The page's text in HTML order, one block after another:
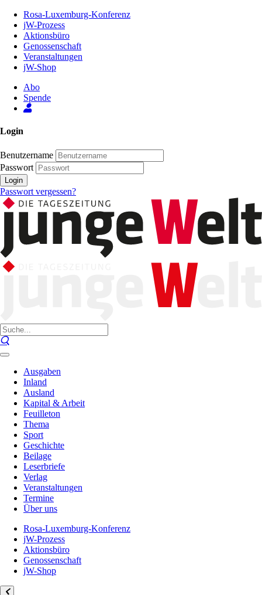
Inhalt
Seite
Rosa-Luxemburg-Konferenz
jW-Prozess
Aktionsbüro
Genossenschaft
Veranstaltungen
jW-Shop
Abo
Spende
Login
Benutzername
Passwort
Login
Passwort vergessen?
Ausgaben
Inland
Ausland
Kapital & Arbeit
Feuilleton
Thema
Sport
Geschichte
Beilage
Leserbriefe
Verlag
Veranstaltungen
Termine
Über uns
Rosa-Luxemburg-Konferenz
jW-Prozess
Aktionsbüro
Genossenschaft
jW-Shop